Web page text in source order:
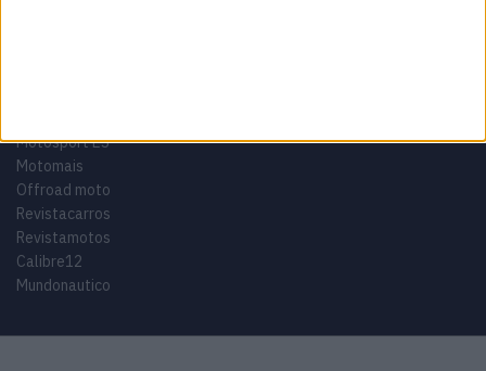
Motosport ES
Motomais
Offroad moto
Revistacarros
Revistamotos
Calibre12
Mundonautico